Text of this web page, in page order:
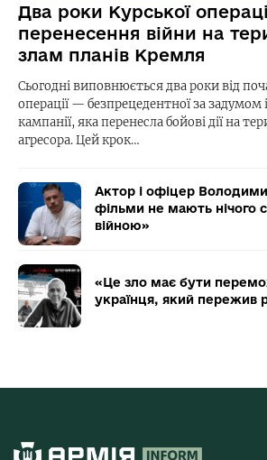
Два роки Курської
перенесення війни на
злам планів Кремля
Сьогодні виповнюється два роки від
операції — безпрецедентної за
кампанії, яка перенесла бойові дії на
агресора. Цей крок…
Актор і офіцер
фільми не мають нічого
війною»
«Це зло має бути
українця, який пережив